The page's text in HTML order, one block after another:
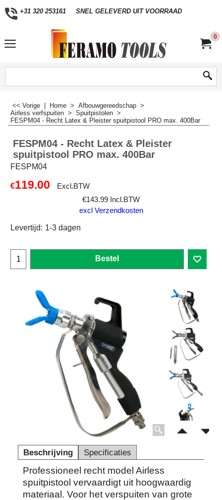
+31 320 253161 SNEL GELEVERD UIT VOORRAAD
0
<< Vorige Home > Afbouwgereedschap >
Airless verfspuiten > Spuitpistolen >
FESPM04 - Recht Latex & Pleister spuitpistool PRO max. 400Bar
FESPM04 - Recht Latex & Pleister
spuitpistool PRO max. 400Bar
FESPM04
€119.00
Excl.BTW
€143.99 Incl.BTW
excl Verzendkosten
Levertijd: 1-3 dagen
Bestel
Beschrijving Specificaties
Professioneel recht model Airless
spuitpistool vervaardigt uit hoogwaardig
materiaal. Voor het verspuiten van grote